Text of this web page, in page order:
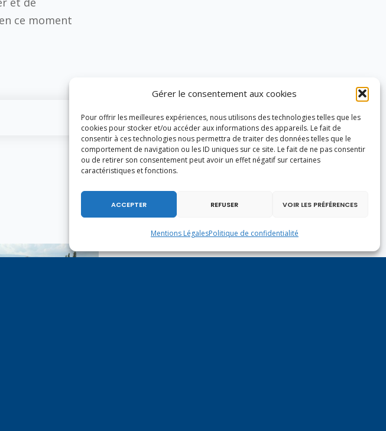
Gérer le consentement aux cookies
Pour offrir les meilleures expériences, nous utilisons des technologies telles que les
cookies pour stocker et/ou accéder aux informations des appareils. Le fait de
consentir à ces technologies nous permettra de traiter des données telles que le
comportement de navigation ou les ID uniques sur ce site. Le fait de ne pas consentir
ou de retirer son consentement peut avoir un effet négatif sur certaines
caractéristiques et fonctions.
ACCEPTER REFUSER VOIR LES PRÉFÉRENCES
Mentions LégalesPolitique de confidentialité
ce moment